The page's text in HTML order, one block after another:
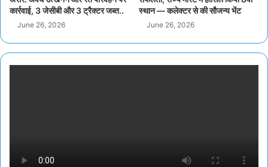
कार्रवाई, 3 जेसीबी और 3 ट्रैक्टर जब्त..
June 26, 2026
स्थान — कलेक्टर से की सौजन्य भेंट
June 26, 2026